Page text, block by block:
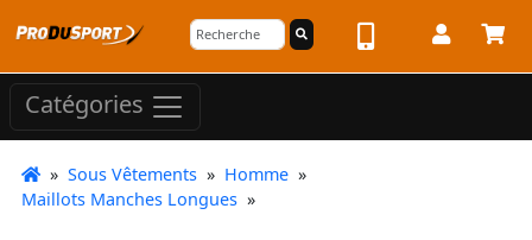
Catégories
» Sous Vêtements » Homme »
Maillots Manches Longues »